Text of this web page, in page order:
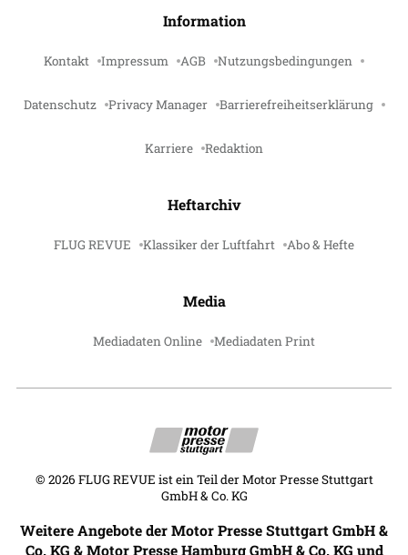
Information
Kontakt Impressum AGB Nutzungsbedingungen
Datenschutz Privacy Manager Barrierefreiheitserklärung
Karriere Redaktion
Heftarchiv
FLUG REVUE Klassiker der Luftfahrt Abo & Hefte
Media
Mediadaten Online Mediadaten Print
© 2026 FLUG REVUE ist ein Teil der Motor Presse Stuttgart
GmbH & Co. KG
Weitere Angebote der Motor Presse Stuttgart GmbH &
Co. KG & Motor Presse Hamburg GmbH & Co. KG und